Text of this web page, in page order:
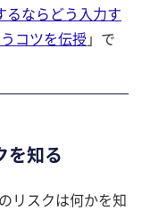
るならどう入力す
コツを伝授 」で
を知る
リスクは何かを知